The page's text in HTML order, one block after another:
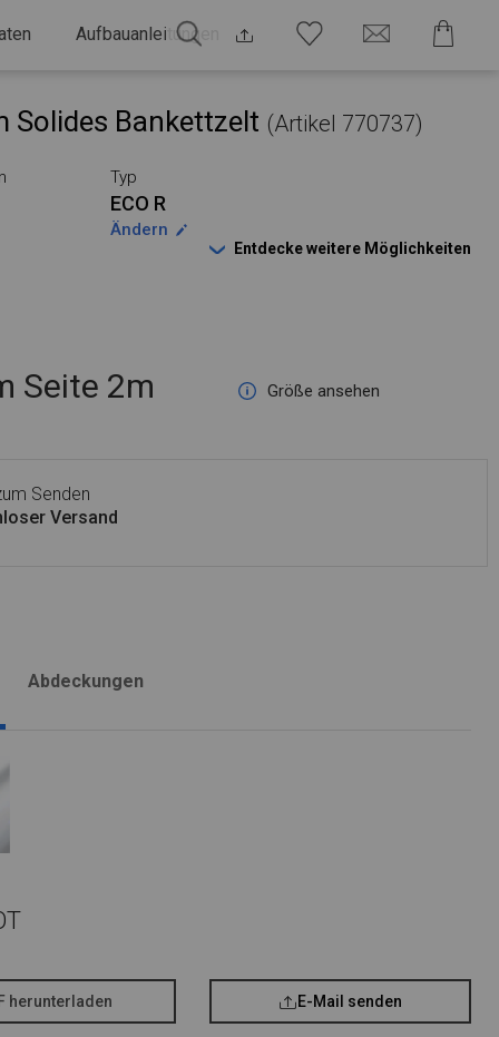
Aufbauanleitungen
Solides Bankettzelt (Artikel 770737)
Typ
ECO R
Ändern
Entdecke weitere Möglichkeiten
Seite 2m
Größe ansehen
Senden
Versand
Abdeckungen
herunterladen E-Mail senden